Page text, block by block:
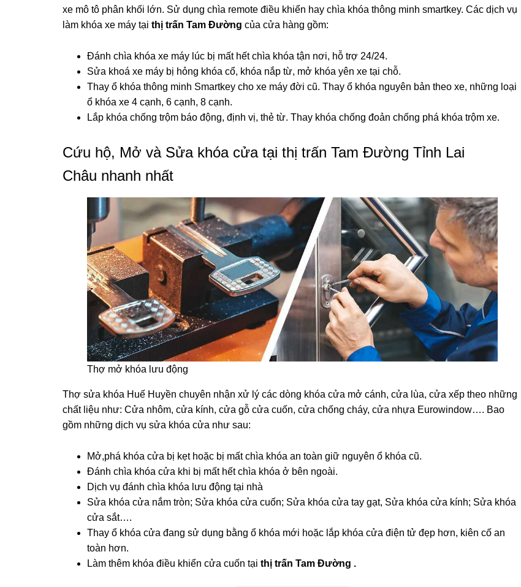
xe mô tô phân khối lớn. Sử dụng chìa remote điều khiển hay chìa khóa thông minh smartkey. Các dịch vụ
làm khóa xe máy tại thị trấn Tam Đường của cửa hàng gồm:
Đánh chìa khóa xe máy lúc bị mất hết chìa khóa tận nơi, hỗ trợ 24/24.
Sửa khoá xe máy bị hỏng khóa cổ, khóa nắp từ, mở khóa yên xe tại chỗ.
Thay ổ khóa thông minh Smartkey cho xe máy đời cũ. Thay ổ khóa nguyên bản theo xe, những loại
ổ khóa xe 4 cạnh, 6 cạnh, 8 cạnh.
Lắp khóa chống trộm báo động, định vị, thẻ từ. Thay khóa chống đoản chống phá khóa trộm xe.
Cứu hộ, Mở và Sửa khóa cửa tại thị trấn Tam Đường Tỉnh Lai
Châu nhanh nhất
Thợ mở khóa lưu động
Thợ sửa khóa Huế Huyền chuyên nhận xử lý các dòng khóa cửa mở cánh, cửa lùa, cửa xếp theo những
chất liệu như: Cửa nhôm, cửa kính, cửa gỗ cửa cuốn, cửa chống cháy, cửa nhựa Eurowindow…. Bao
gồm những dịch vụ sửa khóa cửa như sau:
Mở,phá khóa cửa bị kẹt hoặc bị mất chìa khóa an toàn giữ nguyên ổ khóa cũ.
Đánh chìa khóa cửa khi bị mất hết chìa khóa ở bên ngoài.
Dịch vụ đánh chìa khóa lưu động tại nhà
Sửa khóa cửa nắm tròn; Sửa khóa cửa cuốn; Sửa khóa cửa tay gạt, Sửa khóa cửa kính; Sửa khóa
cửa sắt….
Thay ổ khóa cửa đang sử dụng bằng ổ khóa mới hoặc lắp khóa cửa điện tử đẹp hơn, kiên cố an
toàn hơn.
Làm thêm khóa điều khiển cửa cuốn tại thị trấn Tam Đường .